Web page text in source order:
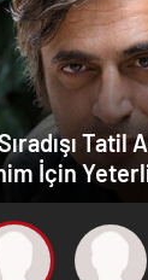
Tatil
İçin